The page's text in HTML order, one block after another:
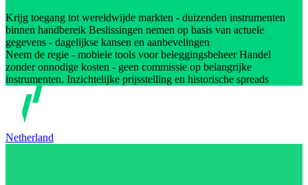
Krijg toegang tot wereldwijde markten - duizenden instrumenten
binnen handbereik Beslissingen nemen op basis van actuele
gegevens - dagelijkse kansen en aanbevelingen
Neem de regie - mobiele tools voor beleggingsbeheer Handel
zonder onnodige kosten - geen commissie op belangrijke
instrumenten. Inzichtelijke prijsstelling en historische spreads
Netherland